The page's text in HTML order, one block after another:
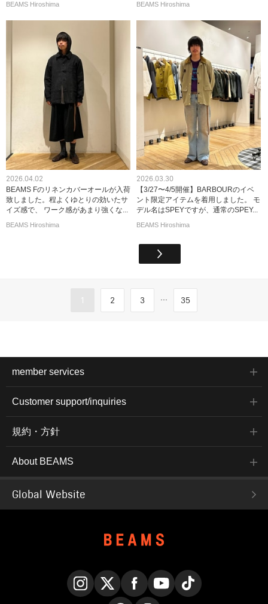
BEAMS Hiroshima BEAMS Hiroshima
2026.04.02
BEAMS Fのリネンカバーオールが入荷
致しました。程よくゆとりの効いたサ
イズ感で、 ワーク感があまり強くな...
BEAMS Hiroshima
2026.03.30
【3/27〜4/5開催】BARBOURのイベ
ント限定アイテムを着用しました。 モ
デル名はSPEYですが、通常のSPEY...
BEAMS Hiroshima
1 2 3 ... 35
member services
Customer support/inquiries
規約・方針
About BEAMS
Global Website